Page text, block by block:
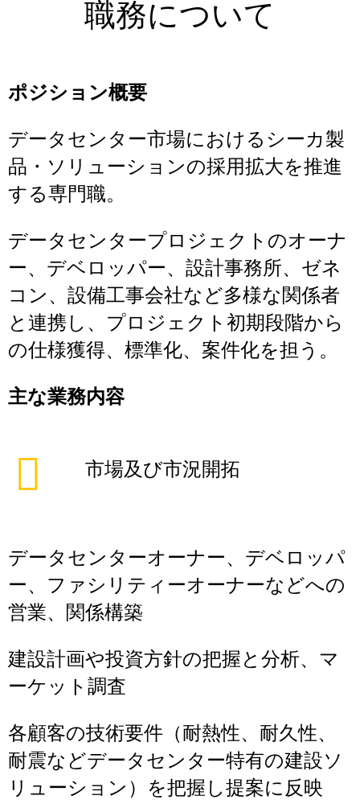
職務について
ポジション概要
データセンター市場におけるシーカ製
品・ソリューションの採用拡大を推進
する専門職。
データセンタープロジェクトのオーナ
ー、デベロッパー、設計事務所、ゼネ
コン、設備工事会社など多様な関係者
と連携し、プロジェクト初期段階から
の仕様獲得、標準化、案件化を担う。
主な業務内容
市場及び市況開拓
データセンターオーナー、デベロッパ
ー、ファシリティーオーナーなどへの
営業、関係構築
建設計画や投資方針の把握と分析、マ
ーケット調査
各顧客の技術要件（耐熱性、耐久性、
耐震などデータセンター特有の建設ソ
リューション）を把握し提案に反映